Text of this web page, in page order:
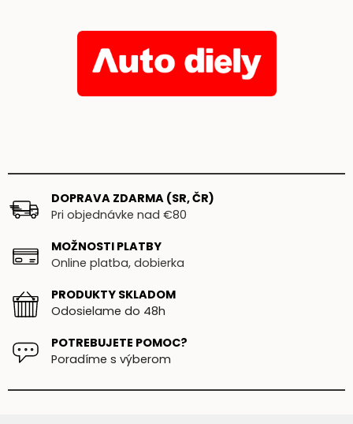
DOPRAVA ZDARMA (SR, ČR)
Pri objednávke nad €80
MOŽNOSTI PLATBY
Online platba, dobierka
PRODUKTY SKLADOM
Odosielame do 48h
POTREBUJETE POMOC?
Poradíme s výberom